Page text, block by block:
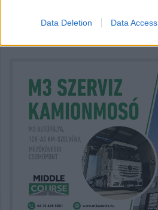
Data Deletion Data Access
legfrissebb adását!